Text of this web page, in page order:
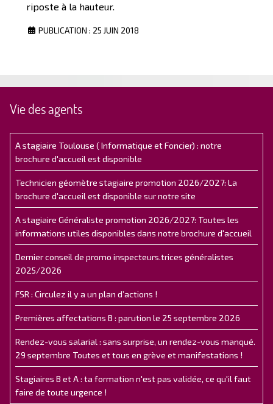
riposte à la hauteur.
PUBLICATION : 25 JUIN 2018
Vie des agents
A stagiaire Toulouse ( Informatique et Foncier) : notre
brochure d'accueil est disponible
Technicien géomètre stagiaire promotion 2026/2027: La
brochure d'accueil est disponible sur notre site
A stagiaire Généraliste promotion 2026/2027: Toutes les
informations utiles disponibles dans notre brochure d'accueil
Dernier conseil de promo inspecteurs.trices généralistes
2025/2026
FSR : Circulez il y a un plan d’actions !
Premières affectations B : parution le 25 septembre 2026
Rendez-vous salarial : sans surprise, un rendez-vous manqué.
29 septembre Toutes et tous en grève et manifestations !
Stagiaires B et A : ta formation n'est pas validée, ce qu'il faut
faire de toute urgence !